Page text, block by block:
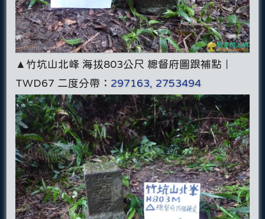
▲竹坑山北峰 海拔803公尺 總督府圖跟補點｜
TWD67 二度分帶： 297163, 2753494